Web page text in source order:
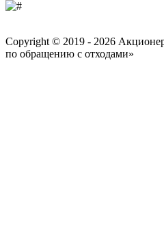
Copyright © 2019 - 2026
по обращению с отходами»